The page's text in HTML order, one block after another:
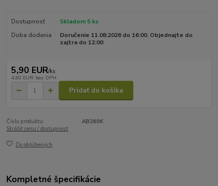
Dostupnosť
Skladom 5 ks
Doba dodania
Doručenie 11.08.2026 do 16:00. Objednajte do
zajtra do 12:00
5,90 EUR/ks
4,80 EUR bez DPH
Pridať do košíka
Číslo produktu:
AB260K
Strážiť cenu / dostupnosť
Do obľúbených
Kompletné špecifikácie